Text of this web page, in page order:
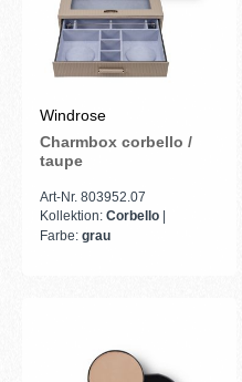
Windrose
Charmbox corbello /
taupe
Art-Nr. 803952.07
Kollektion: Corbello
Farbe: grau